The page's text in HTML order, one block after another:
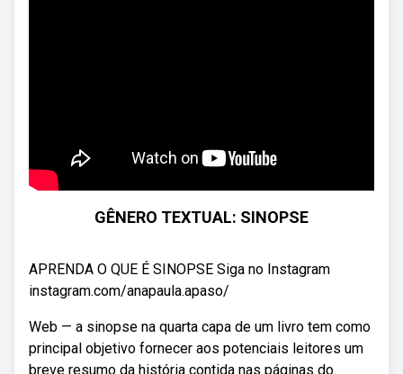
GÊNERO TEXTUAL: SINOPSE
APRENDA O QUE É SINOPSE Siga no Instagram
instagram.com/anapaula.apaso/
Web — a sinopse na quarta capa de um livro tem como
principal objetivo fornecer aos potenciais leitores um
breve resumo da história contida nas páginas do.